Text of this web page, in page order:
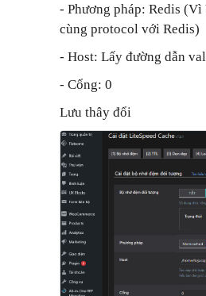
- Phương pháp: Redis (Vì
cùng protocol với Redis)
- Host: Lấy đường dẫn
- Cổng: 0
Lưu thây đổi